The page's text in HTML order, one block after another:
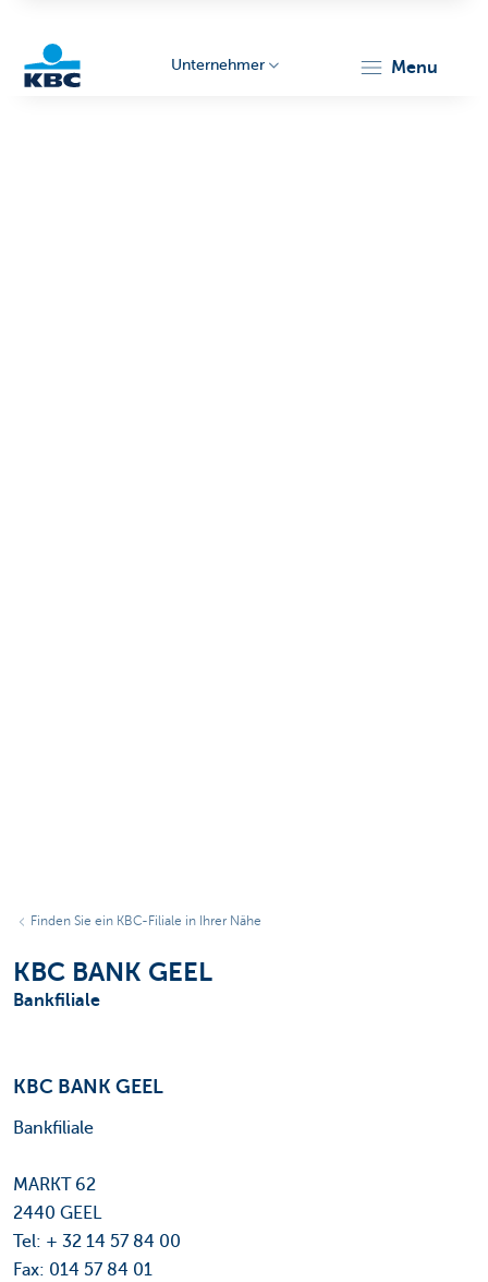
Unternehmer menu
Finden Sie ein KBC-Filiale in Ihrer Nähe
KBC BANK GEEL
Bankfiliale
KBC BANK GEEL
Bankfiliale
MARKT 62
2440 GEEL
Tel: + 32 14 57 84 00
Fax: 014 57 84 01